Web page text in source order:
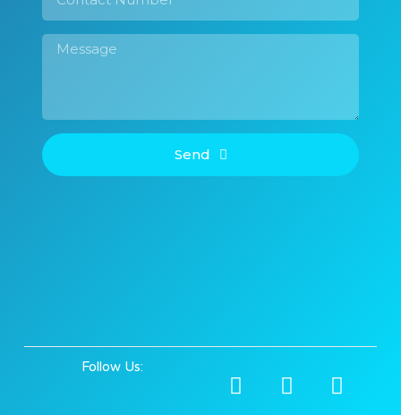
Send
Follow Us: